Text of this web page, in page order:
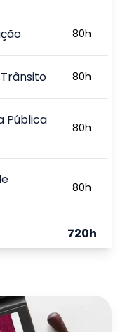
80h
80h
Pública
80h
80h
720h